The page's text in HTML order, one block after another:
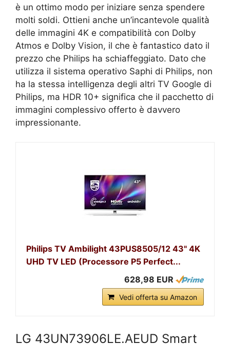
è un ottimo modo per iniziare senza spendere
molti soldi. Ottieni anche un’incantevole qualità
delle immagini 4K e compatibilità con Dolby
Atmos e Dolby Vision, il che è fantastico dato il
prezzo che Philips ha schiaffeggiato. Dato che
utilizza il sistema operativo Saphi di Philips, non
ha la stessa intelligenza degli altri TV Google di
Philips, ma HDR 10+ significa che il pacchetto di
immagini complessivo offerto è davvero
impressionante.
Philips TV Ambilight 43PUS8505/12 43" 4K
UHD TV LED (Processore P5 Perfect...
628,98 EUR
Vedi offerta su Amazon
LG 43UN73906LE.AEUD Smart